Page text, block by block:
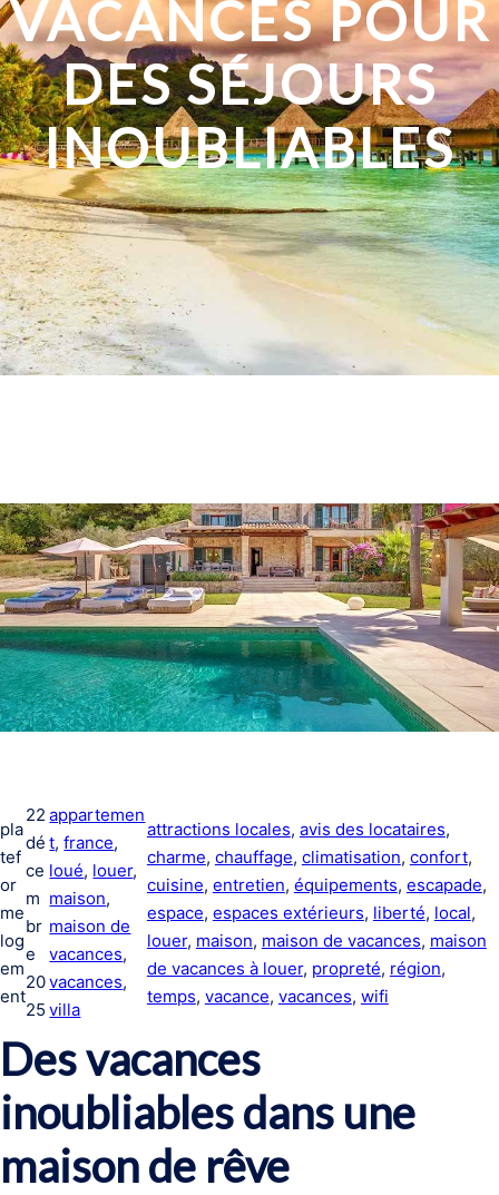
VACANCES POUR
DES SÉJOURS
INOUBLIABLES
pla
tef
or
me
log
em
ent
22
dé
ce
m
br
e
20
25
appartemen
t, france
loué, louer
maison
maison de
vacances
vacances
villa
attractions locales, avis des locataires
charme, chauffage, climatisation, confort
cuisine, entretien, équipements, escapade
espace, espaces extérieurs, liberté, local
louer, maison, maison de vacances, maison
de vacances à louer, propreté, région
temps, vacance, vacances, wifi
Des vacances
inoubliables dans une
maison de rêve